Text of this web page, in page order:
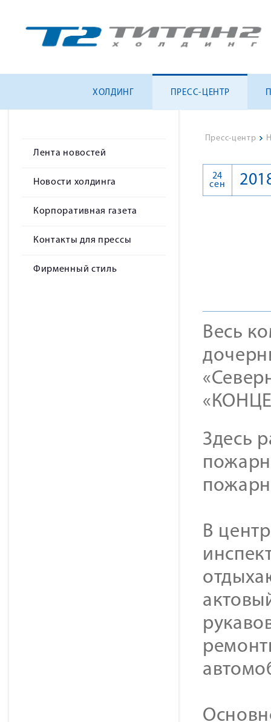
ХОЛДИНГ ПРЕСС-ЦЕНТР
Лента новостей
Новости холдинга
Корпоративная газета
Контакты для прессы
Фирменный стиль
Пресс-центр >
24
сен
Весь
Здесь
В